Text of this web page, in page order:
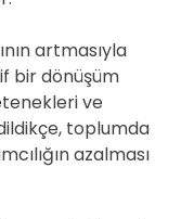
artmasıyla
bir dönüşüm
ve
toplumda
azalması